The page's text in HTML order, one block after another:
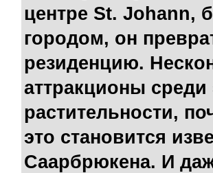
центре St. Johann,
городом, он
резиденцию.
аттракционы среди
растительности,
это становится
Саарбрюкена. И